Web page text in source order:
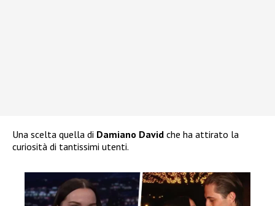
Una scelta quella di Damiano David che ha attirato la
curiosità di tantissimi utenti.